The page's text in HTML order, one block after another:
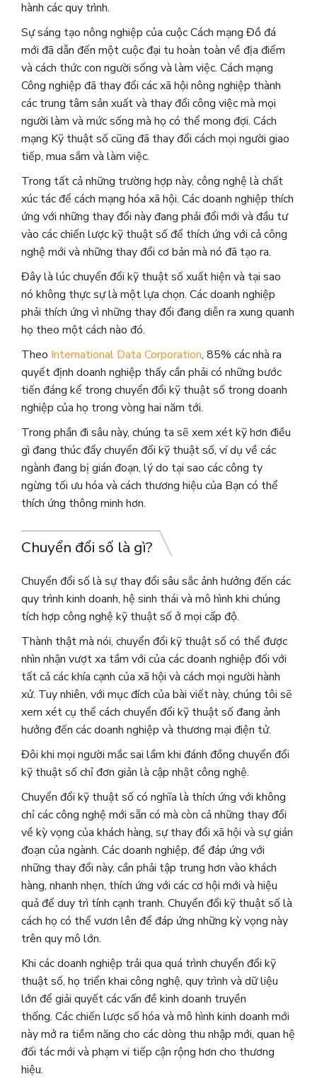
hành các quy trình.
Sự sáng tạo nông nghiệp của cuộc Cách mạng Đồ đá
mới đã dẫn đến một cuộc đại tu hoàn toàn về địa điểm
và cách thức con người sống và làm việc. Cách mạng
Công nghiệp đã thay đổi các xã hội nông nghiệp thành
các trung tâm sản xuất và thay đổi công việc mà mọi
người làm và mức sống mà họ có thể mong đợi. Cách
mạng Kỹ thuật số cũng đã thay đổi cách mọi người giao
tiếp, mua sắm và làm việc.
Trong tất cả những trường hợp này, công nghệ là chất
xúc tác để cách mạng hóa xã hội. Các doanh nghiệp thích
ứng với những thay đổi này đang phải đổi mới và đầu tư
vào các chiến lược kỹ thuật số để thích ứng với cả công
nghệ mới và những thay đổi cơ bản mà nó đã tạo ra.
Đây là lúc chuyển đổi kỹ thuật số xuất hiện và tại sao
nó không thực sự là một lựa chọn. Các doanh nghiệp
phải thích ứng vì những thay đổi đang diễn ra xung quanh
họ theo một cách nào đó.
Theo International Data Corporation, 85% các nhà ra
quyết định doanh nghiệp thấy cần phải có những bước
tiến đáng kể trong chuyển đổi kỹ thuật số trong doanh
nghiệp của họ trong vòng hai năm tới.
Trong phần đi sâu này, chúng ta sẽ xem xét kỹ hơn điều
gì đang thúc đẩy chuyển đổi kỹ thuật số, ví dụ về các
ngành đang bị gián đoạn, lý do tại sao các công ty
ngừng tối ưu hóa và cách thương hiệu của Bạn có thể
thích ứng thông minh hơn.
Chuyển đổi số là gì?
Chuyển đổi sốlà sự thay đổi sâu sắc ảnh hưởng đến các
quy trình kinh doanh, hệ sinh thái và mô hình khi chúng
tích hợp công nghệ kỹ thuật số ở mọi cấp độ.
Thành thật mà nói, chuyển đổi kỹ thuật số có thể được
nhìn nhận vượt xa tầm với của các doanh nghiệp đối với
tất cả các khía cạnh của xã hội và cách mọi người hành
xử. Tuy nhiên, với mục đích của bài viết này, chúng tôi sẽ
xem xét cụ thể cách chuyển đổi kỹ thuật số đang ảnh
hưởng đến các doanh nghiệp và thương mại điện tử.
Đôi khi mọi người mắc sai lầm khi đánh đồng chuyển đổi
kỹ thuật số chỉ đơn giản là cập nhật công nghệ.
Chuyển đổi kỹ thuật số có nghĩa là thích ứng với không
chỉ các công nghệ mới sẵn có mà còn cả những thay đổi
về kỳ vọng của khách hàng, sự thay đổi xã hội và sự gián
đoạn của ngành. Các doanh nghiệp, để đáp ứng với
những thay đổi này, cần phải tập trung hơn vào khách
hàng, nhanh nhẹn, thích ứng với các cơ hội mới và hiệu
quả để duy trì tính cạnh tranh. Chuyển đổi kỹ thuật số là
cách họ có thể vươn lên để đáp ứng những kỳ vọng này
trên quy mô lớn.
Khi các doanh nghiệp trải qua quá trình chuyển đổi kỹ
thuật số, họ triển khai công nghệ, quy trình và dữ liệu
lớn để giải quyết các vấn đề kinh doanh truyền
thống. Các chiến lược số hóa và mô hình kinh doanh mới
này mở ra tiềm năng cho các dòng thu nhập mới, quan hệ
đối tác mới và phạm vi tiếp cận rộng hơn cho thương
hiệu.